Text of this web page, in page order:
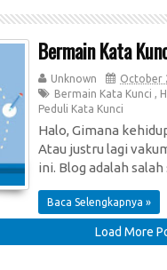
Bermain Kata
Unknown October
Bermain Kata Kunci ,
Peduli Kata Kunci
Halo, Gimana
Atau justru lagi
ini. Blog adalah
Baca Selengkapnya »
Load More